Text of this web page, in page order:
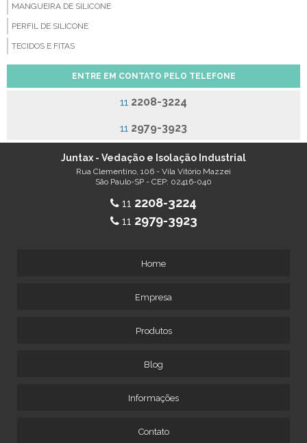
MANGUEIRA DE SILICONE
PERFIL DE SILICONE
TECIDOS E FITAS
ENTRE EM CONTATO PELO TELEFONE
11 2208-3224
11 2979-3923
Juntax - Vedação e Isolação Industrial
Rua Clementino, 106 - Vila Vitório Mazzei
São Paulo-SP - CEP: 02416-040
11 2208-3224
11 2979-3923
Home
Empresa
Produtos
Blog
Informações
Contato